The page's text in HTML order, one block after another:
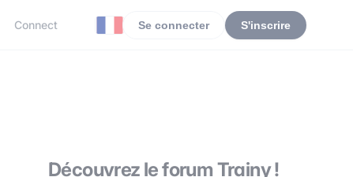
Connect Se connecter S'inscrire
Découvrez le forum Trainy !